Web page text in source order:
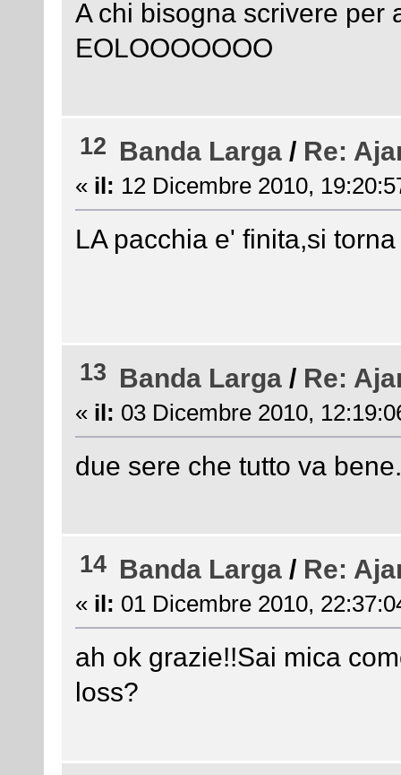
A chi bisogna scrivere per
EOLOOOOOOO
12 Banda Larga / Re:
« il: 12 Dicembre 2010,
LA pacchia e' finita,si
13 Banda Larga / Re:
« il: 03 Dicembre 2010,
due sere che tutto va
14 Banda Larga / Re:
« il: 01 Dicembre 2010,
ah ok grazie!!Sai mica
loss?